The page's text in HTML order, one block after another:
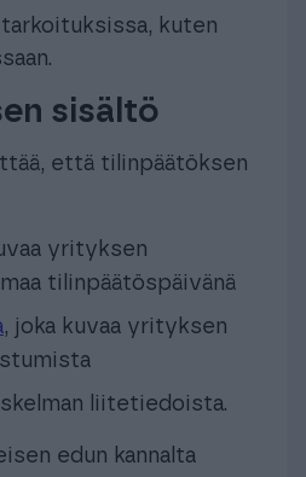
kuten
sisältö
että tilinpäätöksen
yrityksen
tilinpäätöspäivänä
, joka kuvaa yrityksen
liitetiedoista.
edun kannalta